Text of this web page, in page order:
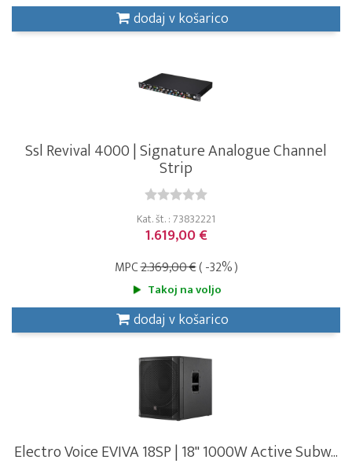
dodaj v košarico
Ssl Revival 4000 | Signature Analogue Channel
Strip
Kat. št. : 73832221
1.619,00 €
MPC2.369,00 €( -32% )
Takoj na voljo
dodaj v košarico
Electro Voice EVIVA 18SP | 18" 1000W Active Subw...